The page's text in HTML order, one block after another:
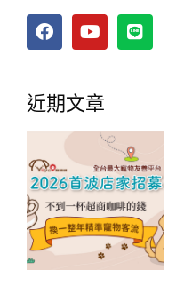
近期文章